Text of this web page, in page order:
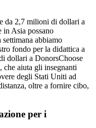
da 2,7 milioni di dollari a
in Asia possano
abbiamo
fondo per la didattica a
dollari a DonorsChoose
, che aiuta gli insegnanti
degli Stati Uniti ad
oltre a fornire cibo,
per i